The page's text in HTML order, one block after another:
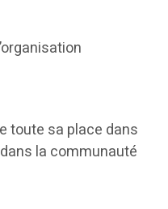
toute sa place dans
la communauté